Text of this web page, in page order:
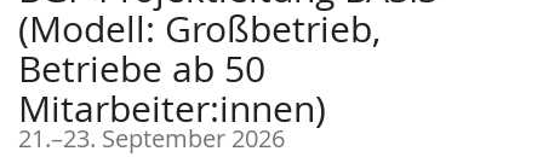
(Modell: Großbetrieb,
Betriebe ab 50
Mitarbeiter:innen)
21.–bis
23. September 2026